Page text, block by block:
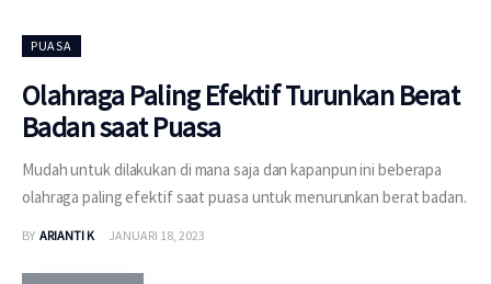
PUASA
Olahraga Paling Efektif Turunkan Berat
Badan saat Puasa
Mudah untuk dilakukan di mana saja dan kapanpun ini beberapa
olahraga paling efektif saat puasa untuk menurunkan berat badan.
BY ARIANTI K JANUARI 18, 2023